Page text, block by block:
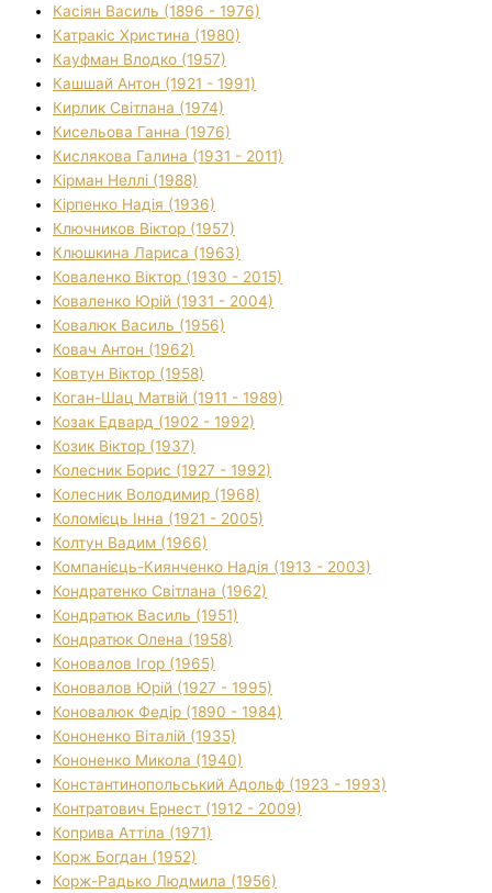
Касіян Василь (1896 - 1976)
Катракіс Христина (1980)
Кауфман Влодко (1957)
Кашшай Антон (1921 - 1991)
Кирлик Світлана (1974)
Кисельова Ганна (1976)
Кислякова Галина (1931 - 2011)
Кірман Неллі (1988)
Кірпенко Надія (1936)
Ключников Віктор (1957)
Клюшкина Лариса (1963)
Коваленко Віктор (1930 - 2015)
Коваленко Юрій (1931 - 2004)
Ковалюк Василь (1956)
Ковач Антон (1962)
Ковтун Віктор (1958)
Коган-Шац Матвій (1911 - 1989)
Козак Едвард (1902 - 1992)
Козик Віктор (1937)
Колесник Борис (1927 - 1992)
Колесник Володимир (1968)
Коломієць Інна (1921 - 2005)
Колтун Вадим (1966)
Компанієць-Киянченко Надія (1913 - 2003)
Кондратенко Світлана (1962)
Кондратюк Василь (1951)
Кондратюк Олена (1958)
Коновалов Ігор (1965)
Коновалов Юрій (1927 - 1995)
Коновалюк Федір (1890 - 1984)
Кононенко Віталій (1935)
Кононенко Микола (1940)
Константинопольський Адольф (1923 - 1993)
Контратович Ернест (1912 - 2009)
Коприва Аттіла (1971)
Корж Богдан (1952)
Корж-Радько Людмила (1956)